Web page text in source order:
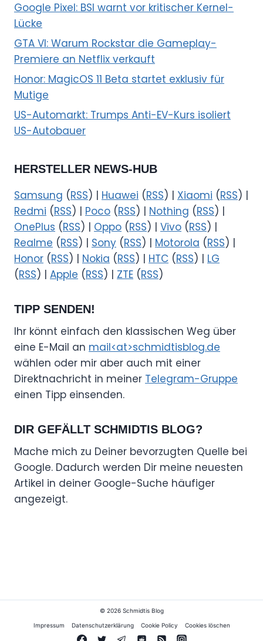
Google Pixel: BSI warnt vor kritischer Kernel-
Lücke
GTA VI: Warum Rockstar die Gameplay-
Premiere an Netflix verkauft
Honor: MagicOS 11 Beta startet exklusiv für
Mutige
US-Automarkt: Trumps Anti-EV-Kurs isoliert
US-Autobauer
HERSTELLER NEWS-HUB
Samsung (RSS) | Huawei (RSS) | Xiaomi (RSS) |
Redmi (RSS) | Poco (RSS) | Nothing (RSS) |
OnePlus (RSS) | Oppo (RSS) | Vivo (RSS) |
Realme (RSS) | Sony (RSS) | Motorola (RSS) |
Honor (RSS) | Nokia (RSS) | HTC (RSS) | LG
(RSS) | Apple (RSS) | ZTE (RSS)
TIPP SENDEN!
Ihr könnt einfach den klassischen Weg über
eine E-Mail an mail<at>schmidtisblog.de
wählen oder mir aber auch mit einer
Direktnachricht in meiner Telegram-Gruppe
einen Tipp einsenden.
DIR GEFÄLLT SCHMIDTIS BLOG?
Mache mich zu Deiner bevorzugten Quelle bei
Google. Dadurch werden Dir meine neuesten
Artikel in deiner Google-Suche häufiger
angezeigt.
© 2026 Schmidtis Blog
Impressum Datenschutzerklärung Cookie Policy Cookies löschen